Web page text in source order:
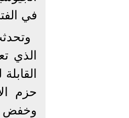
في
الذي
حزم
وخفض